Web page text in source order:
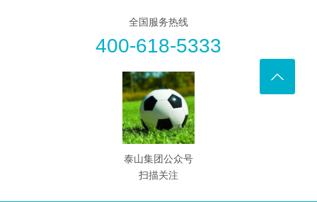
全国服务热线
400-618-5333
泰山集团公众号
扫描关注